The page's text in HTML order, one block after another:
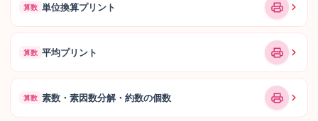
算数 単位換算プリント
算数 平均プリント
算数 素数・素因数分解・約数の個数